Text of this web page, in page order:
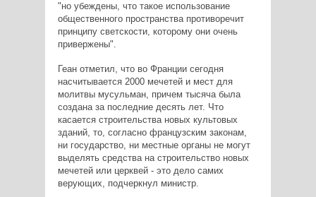
"но убеждены, что такое использование
общественного пространства противоречит
принципу светскости, которому они очень
привержены".
Геан отметил, что во Франции сегодня
насчитывается 2000 мечетей и мест для
молитвы мусульман, причем тысяча была
создана за последние десять лет. Что
касается строительства новых культовых
зданий, то, согласно французским законам,
ни государство, ни местные органы не могут
выделять средства на строительство новых
мечетей или церквей - это дело самих
верующих, подчеркнул министр.